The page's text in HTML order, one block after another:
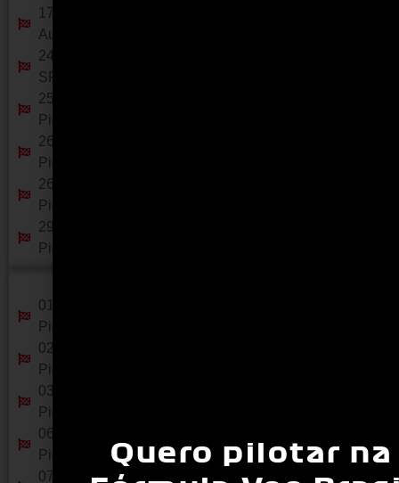
17, 18 e 19 - Campeonato Paulista Etapa 2 -
Autódromo de Interlagos - SP
24 - Treinos Livres - Autódromo ECPA - Piracicaba-
SP
25 - Copa FVEE Etapa 2 - Autódromo ECPA -
Piracicaba- SP
26 - Open FVEE Etapa 2 - Autódromo ECPA -
Piracicaba- SP
26 - Desafio AMIKA Etapa 2 - Autódromo ECPA -
Piracicaba- SP
29 - Treinos Livres - ECPA - Autódromo ECPA -
Piracicaba- SP
01 - Treinos Livres - ECPA - Autódromo ECPA -
Piracicaba- SP
02 - Treinos Livres - ECPA - Autódromo ECPA -
Piracicaba- SP
03 - Treinos Livres - ECPA - Autódromo ECPA -
Piracicaba- SP
06 - Treinos Livres - ECPA - Autódromo ECPA -
Piracicaba- SP
07 - Treinos Livres - ECPA - Autódromo ECPA -
Quero pilotar na